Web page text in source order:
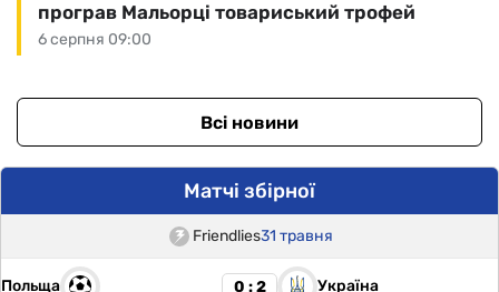
6 серпня 09:00
програв Мальорці товариський трофей
Всі новини
Матчі збірної
Friendlies31 травня
Польща 0 : 2 Україна